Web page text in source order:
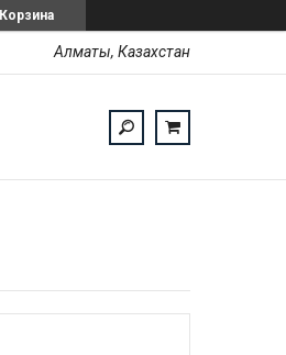
Корзина
Алматы, Казахстан